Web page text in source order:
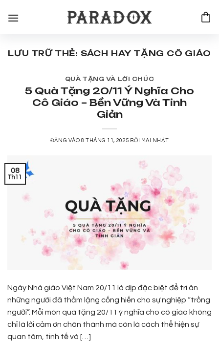
qua
LƯU TRỮ THẺ: SÁCH HAY TẶNG CÔ GIÁO
QUÀ TẶNG VÀ LỜI CHÚC
5 Quà Tặng 20/11 Ý Nghĩa Cho
Cô Giáo – Bền Vững Và Tinh
Giản
ĐĂNG VÀO 8 THÁNG 11, 2025 BỞI MAI NHẬT
08
Th11
Ngày Nhà giáo Việt Nam 20/11 là dịp đặc biệt để tri ân
những người đã thầm lặng cống hiến cho sự nghiệp “trồng
người”. Mỗi món quà tặng 20/11 ý nghĩa cho cô giáo không
chỉ là lời cảm ơn chân thành mà còn là cách thể hiện sự
quan tâm, tinh tế và […]